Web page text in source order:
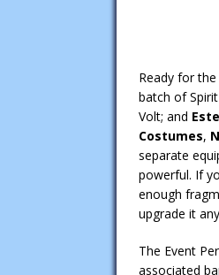
Ready for
batch of
Volt; and
Costumes,
separate
powerful. If
enough
upgrade it
The Event
associated